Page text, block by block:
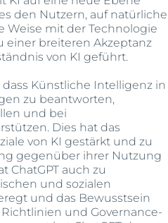
den Nutzern, auf natürliche
Weise mit der Technologie
einer breiteren Akzeptanz
von KI geführt.
dass Künstliche Intelligenz in
zu beantworten,
und bei
Dies hat das
von KI gestärkt und zu
gegenüber ihrer Nutzung
ChatGPT auch zu
und sozialen
und das Bewusstsein
und Governance-